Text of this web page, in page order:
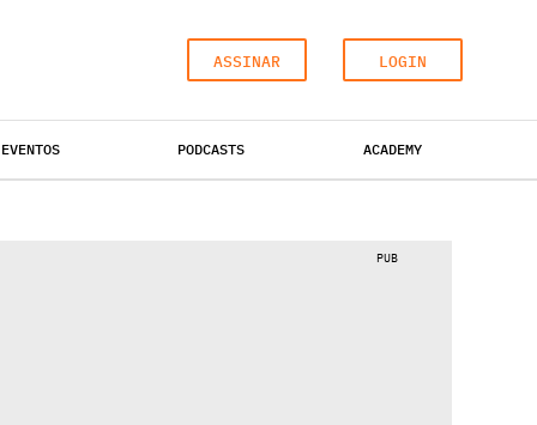
ASSINAR LOGIN
EVENTOS PODCASTS ACADEMY
PUB